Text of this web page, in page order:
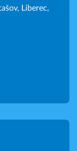
Liberec,